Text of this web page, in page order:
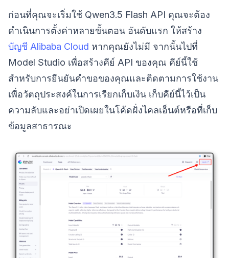
ก่อนที่คุณจะเริ่มใช้ Qwen3.5 Flash API คุณจะต้อง
ดำเนินการตั้งค่าหลายขั้นตอน อันดับแรก ให้สร้าง
บัญชี Alibaba Cloud หากคุณยังไม่มี จากนั้นไปที่
Model Studio เพื่อสร้างคีย์ API ของคุณ คีย์นี้ใช้
สำหรับการยืนยันคำขอของคุณและติดตามการใช้งาน
เพื่อวัตถุประสงค์ในการเรียกเก็บเงิน เก็บคีย์นี้ไว้เป็น
ความลับและอย่าเปิดเผยในโค้ดฝั่งไคลเอ็นต์หรือที่เก็บ
ข้อมูลสาธารณะ